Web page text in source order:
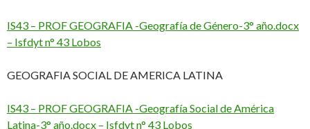
IS43 – PROF GEOGRAFIA -Geografía de Género-3° año.docx
– Isfdyt n° 43 Lobos
GEOGRAFIA SOCIAL DE AMERICA LATINA
IS43 – PROF GEOGRAFIA -Geografía Social de América
Latina-3° año.docx – Isfdyt n° 43 Lobos